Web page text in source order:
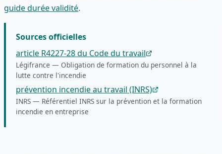
guide durée validité.
Sources officielles
article R4227-28 du Code du travail
Légifrance — Obligation de formation du personnel à la
lutte contre l'incendie
prévention incendie au travail (INRS)
INRS — Référentiel INRS sur la prévention et la formation
incendie en entreprise